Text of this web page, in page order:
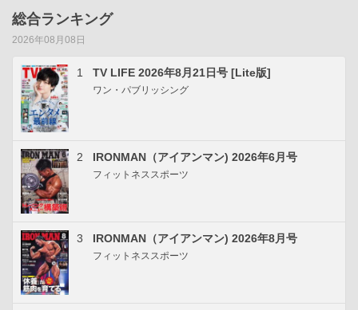
総合ランキング
2026年08月08日
1 TV LIFE 2026年8月21日号 [Lite版]
ワン・パブリッシング
2 IRONMAN（アイアンマン) 2026年6月号
フィットネススポーツ
3 IRONMAN（アイアンマン) 2026年8月号
フィットネススポーツ